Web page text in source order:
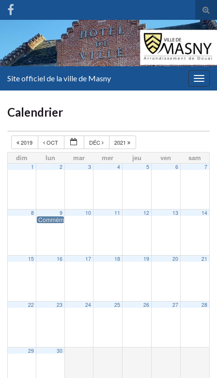
Site officiel de la ville de Masny
Calendrier
2019 OCT DÉC 2021
dim lun mar mer jeu ven sam
1 2 3 4 5 6 7
8 9
Commémoration du 11 novembre
10 11 12 13 14
15 16 17 18 19 20 21
22 23 24 25 26 27 28
29 30